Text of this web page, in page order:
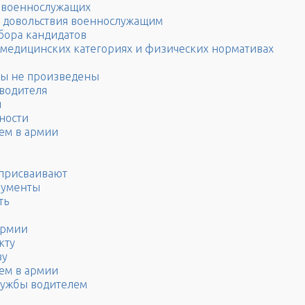
военнослужащим
кандидатов
категориях и физических нормативах
не произведены
в армии
в армии
водителем